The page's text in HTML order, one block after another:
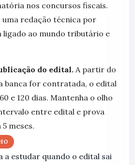
nos concursos fiscais.
redação técnica por
ligado ao mundo tributário e
do edital. A partir do
banca for contratada, o edital
e 120 dias. Mantenha o olho
entre edital e prova
meses.
a estudar quando o edital sai